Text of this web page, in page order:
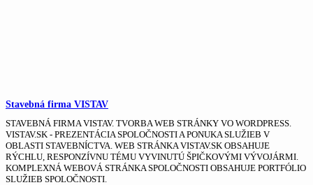
Stavebná firma VISTAV
STAVEBNÁ FIRMA VISTAV. TVORBA WEB STRÁNKY VO WORDPRESS.
VISTAV.SK - PREZENTÁCIA SPOLOČNOSTI A PONUKA SLUŽIEB V
OBLASTI STAVEBNÍCTVA. WEB STRÁNKA VISTAV.SK OBSAHUJE
RÝCHLU, RESPONZÍVNU TÉMU VYVINUTÚ ŠPIČKOVÝMI VÝVOJÁRMI.
KOMPLEXNÁ WEBOVÁ STRÁNKA SPOLOČNOSTI OBSAHUJE PORTFÓLIO
SLUŽIEB SPOLOČNOSTI.